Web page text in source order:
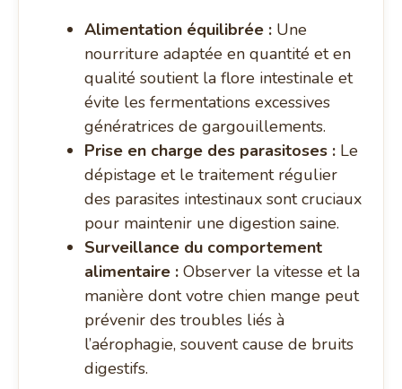
Alimentation équilibrée : Une
nourriture adaptée en quantité et en
qualité soutient la flore intestinale et
évite les fermentations excessives
génératrices de gargouillements.
Prise en charge des parasitoses : Le
dépistage et le traitement régulier
des parasites intestinaux sont cruciaux
pour maintenir une digestion saine.
Surveillance du comportement
alimentaire : Observer la vitesse et la
manière dont votre chien mange peut
prévenir des troubles liés à
l’aérophagie, souvent cause de bruits
digestifs.